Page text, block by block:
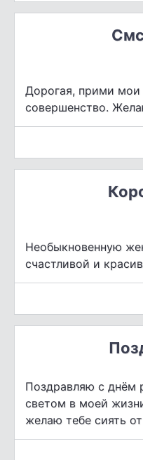
Дорогая, прими мои
совершенство.
Необыкновенную
счастливой и
Поздравляю с днём
светом в моей
желаю тебе сиять